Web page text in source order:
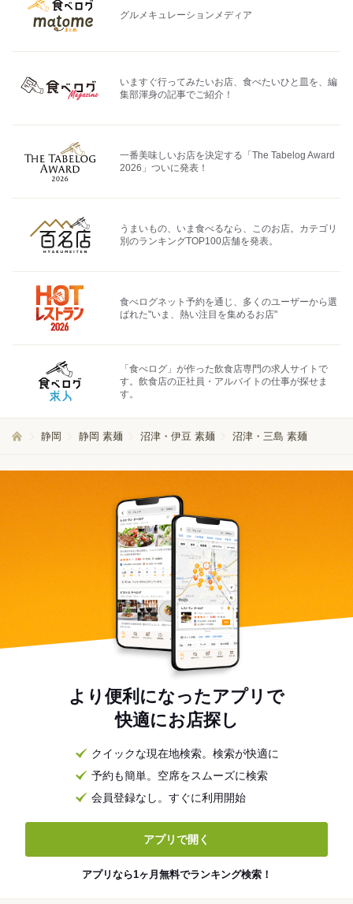
グルメキュレーションメディア
いますぐ行ってみたいお店、食べたいひと皿を、編
集部渾身の記事でご紹介！
一番美味しいお店を決定する「The Tabelog Award
2026」ついに発表！
うまいもの、いま食べるなら、このお店。カテゴリ
別のランキングTOP100店舗を発表。
食べログネット予約を通じ、多くのユーザーから選
ばれた"いま、熱い注目を集めるお店"
「食べログ」が作った飲食店専門の求人サイトで
す。飲食店の正社員・アルバイトの仕事が探せま
す。
静岡 静岡 素麺 沼津・伊豆 素麺 沼津・三島 素麺
より便利になったアプリで
快適にお店探し
クイックな現在地検索。検索が快適に
予約も簡単。空席をスムーズに検索
会員登録なし。すぐに利用開始
アプリで開く
アプリなら1ヶ月無料でランキング検索！